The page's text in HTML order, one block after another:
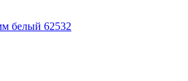
белый 62532